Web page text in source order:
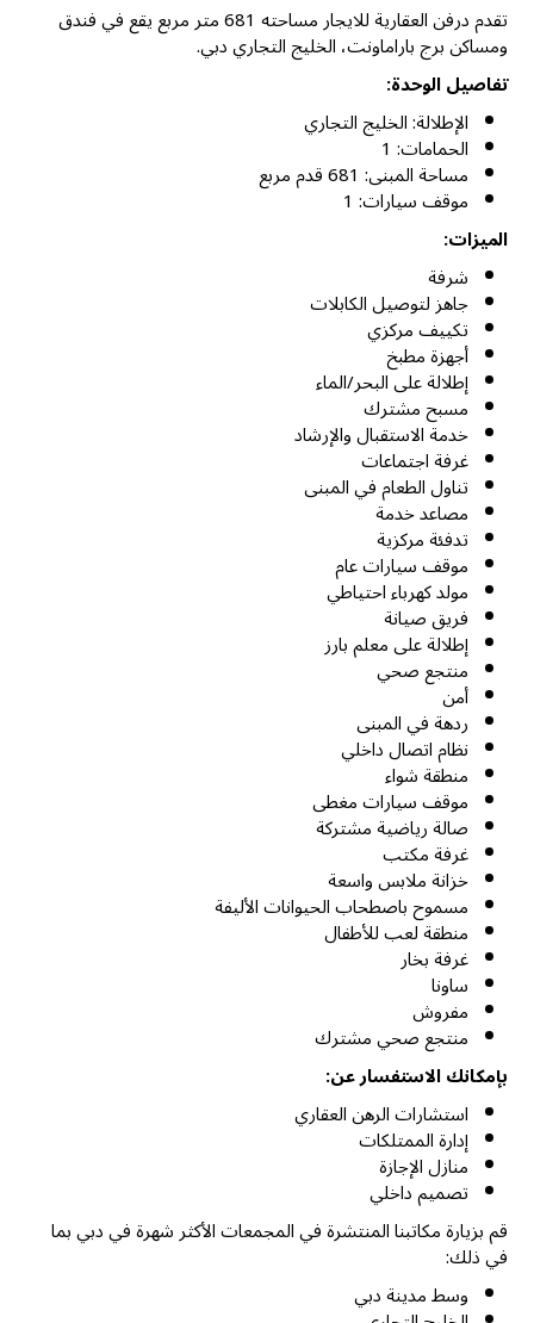
تقدم درفن العقارية للايجار مساحته 681 متر مربع يقع في فندق
ومساكن برج باراماونت، الخليج التجاري دبي.
تفاصيل الوحدة:
الإطلالة: الخليج التجاري
الحمامات: 1
مساحة المبنى: 681 قدم مربع
موقف سيارات: 1
الميزات:
شرفة
جاهز لتوصيل الكابلات
تكييف مركزي
أجهزة مطبخ
إطلالة على البحر/الماء
مسبح مشترك
خدمة الاستقبال والإرشاد
غرفة اجتماعات
تناول الطعام في المبنى
مصاعد خدمة
تدفئة مركزية
موقف سيارات عام
مولد كهرباء احتياطي
فريق صيانة
إطلالة على معلم بارز
منتجع صحي
أمن
ردهة في المبنى
نظام اتصال داخلي
منطقة شواء
موقف سيارات مغطى
صالة رياضية مشتركة
غرفة مكتب
خزانة ملابس واسعة
مسموح باصطحاب الحيوانات الأليفة
منطقة لعب للأطفال
غرفة بخار
ساونا
مفروش
منتجع صحي مشترك
بإمكانك الاستفسار عن:
استشارات الرهن العقاري
إدارة الممتلكات
منازل الإجازة
تصميم داخلي
قم بزيارة مكاتبنا المنتشرة في المجمعات الأكثر شهرة في دبي بما
في ذلك:
وسط مدينة دبي